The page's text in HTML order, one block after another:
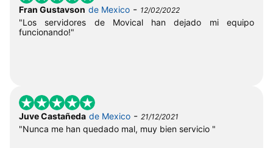
Fran Gustavson de Mexico - 12/02/2022
"Los servidores de Movical han dejado mi equipo
funcionando!"
Juve Castañeda de Mexico - 21/12/2021
"Nunca me han quedado mal, muy bien servicio "